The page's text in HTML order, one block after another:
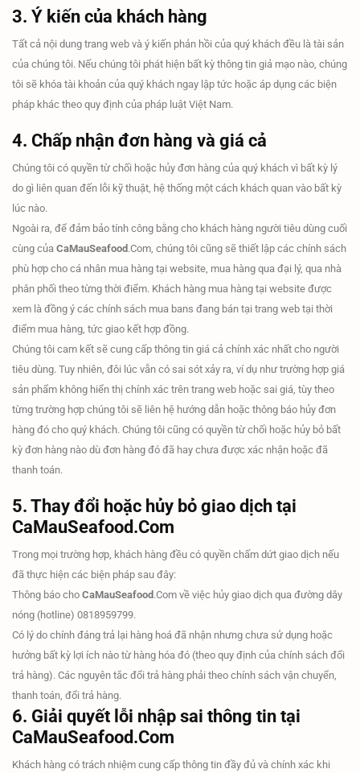
3. Ý kiến của khách hàng
Tất cả nội dung trang web và ý kiến phản hồi của quý khách đều là tài sản
của chúng tôi. Nếu chúng tôi phát hiện bất kỳ thông tin giả mạo nào, chúng
tôi sẽ khóa tài khoản của quý khách ngay lập tức hoặc áp dụng các biện
pháp khác theo quy định của pháp luật Việt Nam.
4. Chấp nhận đơn hàng và giá cả
Chúng tôi có quyền từ chối hoặc hủy đơn hàng của quý khách vì bất kỳ lý
do gì liên quan đến lỗi kỹ thuật, hệ thống một cách khách quan vào bất kỳ
lúc nào.
Ngoài ra, để đảm bảo tính công bằng cho khách hàng người tiêu dùng cuối
cùng của CaMauSeafood .Com, chúng tôi cũng sẽ thiết lập các chính sách
phù hợp cho cá nhân mua hàng tại website, mua hàng qua đại lý, qua nhà
phân phối theo từng thời điểm. Khách hàng mua hàng tại website được
xem là đồng ý các chính sách mua bans đang bán tại trang web tại thời
điểm mua hàng, tức giao kết hợp đồng.
Chúng tôi cam kết sẽ cung cấp thông tin giá cả chính xác nhất cho người
tiêu dùng. Tuy nhiên, đôi lúc vẫn có sai sót xảy ra, ví dụ như trường hợp giá
sản phẩm không hiển thị chính xác trên trang web hoặc sai giá, tùy theo
từng trường hợp chúng tôi sẽ liên hệ hướng dẫn hoặc thông báo hủy đơn
hàng đó cho quý khách. Chúng tôi cũng có quyền từ chối hoặc hủy bỏ bất
kỳ đơn hàng nào dù đơn hàng đó đã hay chưa được xác nhận hoặc đã
thanh toán.
5. Thay đổi hoặc hủy bỏ giao dịch tại
CaMauSeafood.Com
Trong mọi trường hợp, khách hàng đều có quyền chấm dứt giao dịch nếu
đã thực hiện các biện pháp sau đây:
Thông báo cho CaMauSeafood.Com về việc hủy giao dịch qua đường dây
nóng (hotline) 0818959799.
Có lý do chính đáng trả lại hàng hoá đã nhận nhưng chưa sử dụng hoặc
hưởng bất kỳ lợi ích nào từ hàng hóa đó (theo quy định của chính sách đổi
trả hàng). Các nguyên tắc đổi trả hàng phải theo chính sách vận chuyển,
thanh toán, đổi trả hàng.
6. Giải quyết lỗi nhập sai thông tin tại
CaMauSeafood.Com
Khách hàng có trách nhiệm cung cấp thông tin đầy đủ và chính xác khi